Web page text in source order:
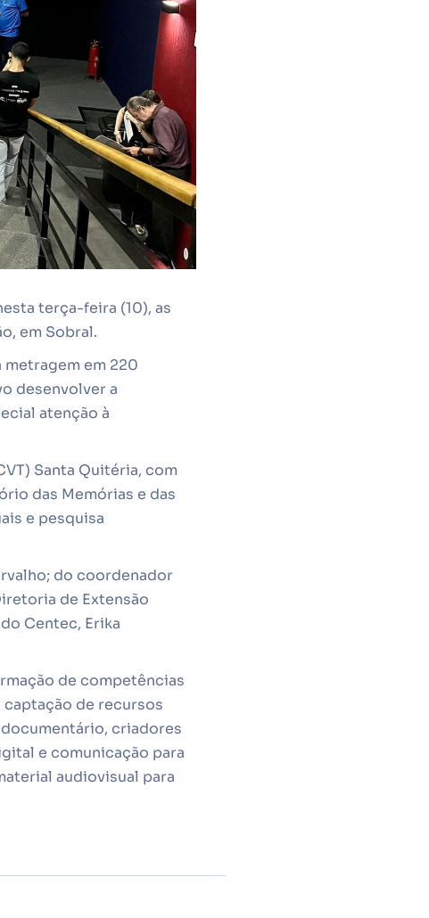
terça-feira (10), as
em Sobral.
em 220
desenvolver a
atenção à
Santa Quitéria, com
das Memórias e das
e pesquisa
do coordenador
de Extensão
Centec, Erika
de competências
de recursos
criadores
e comunicação para
audiovisual para